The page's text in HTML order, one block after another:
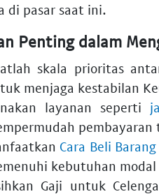
di pasar saat ini.
Penting dalam
skala prioritas
menjaga kestabilan
layanan seperti
Cara Beli
kebutuhan
Gaji untuk